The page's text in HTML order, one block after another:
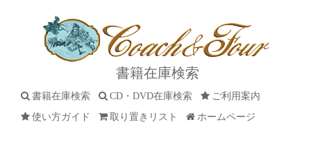
書籍在庫検索
書籍在庫検索 CD・DVD在庫検索
ご利用案内
使い方ガイド
取り置きリスト ホームページ